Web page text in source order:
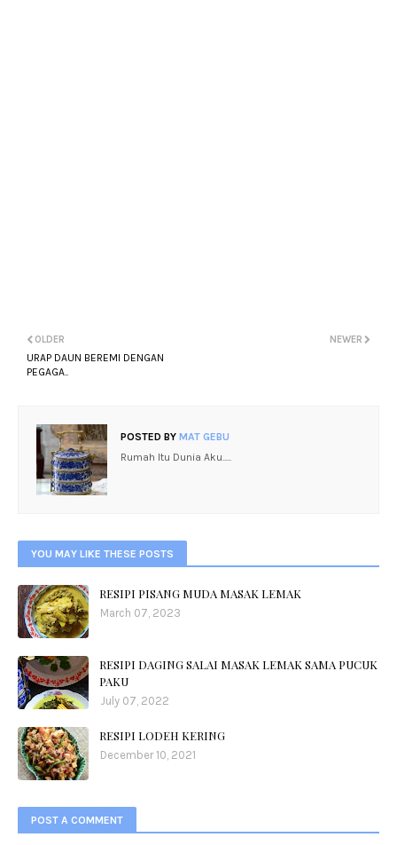
NEWER
OLDER
URAP DAUN BEREMI DENGAN
PEGAGA..
POSTED BY MAT GEBU
Rumah Itu Dunia Aku.....
YOU MAY LIKE THESE POSTS
RESIPI PISANG MUDA MASAK LEMAK
March 07, 2023
RESIPI DAGING SALAI MASAK LEMAK SAMA PUCUK
PAKU
July 07, 2022
RESIPI LODEH KERING
December 10, 2021
POST A COMMENT